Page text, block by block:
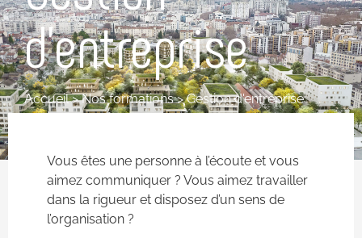
d'entreprise
Accueil>Nos formations>Gestion d'entreprise
Vous êtes une personne à l’écoute et vous
aimez communiquer ? Vous aimez travailler
dans la rigueur et disposez d’un sens de
l’organisation ?